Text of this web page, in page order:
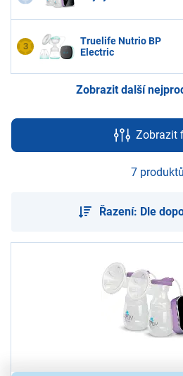
pro miminko
a dopřejte sobě
3
Truelife Nutrio BP
Electric
Zobrazit další
Zobrazit
7 produktů
Řazení: Dle